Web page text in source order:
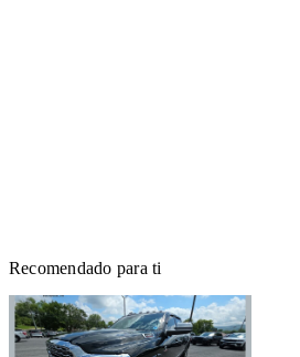
Recomendado para ti